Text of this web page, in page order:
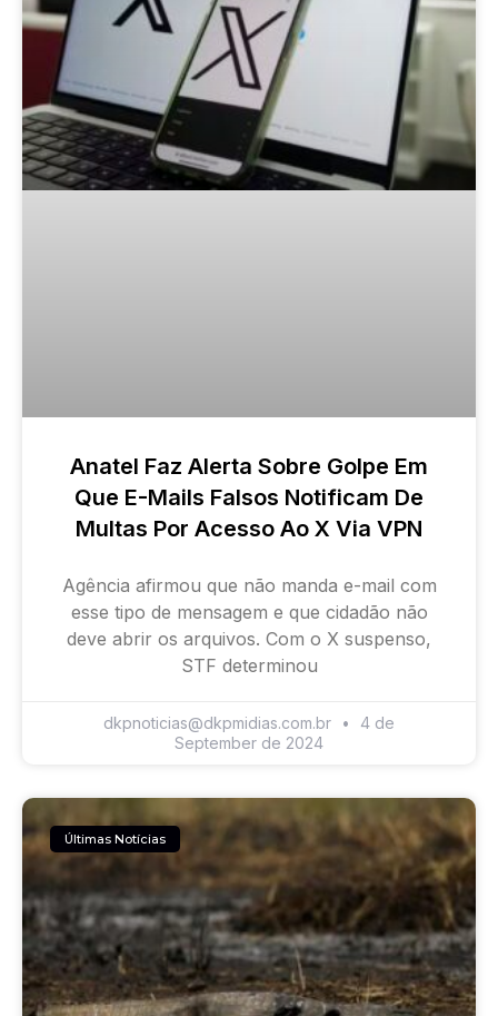
Anatel Faz Alerta Sobre Golpe Em
Que E-Mails Falsos Notificam De
Multas Por Acesso Ao X Via VPN
Agência afirmou que não manda e-mail com
esse tipo de mensagem e que cidadão não
deve abrir os arquivos. Com o X suspenso,
STF determinou
dkpnoticias@dkpmidias.com.br
4 de
September de 2024
Últimas Notícias